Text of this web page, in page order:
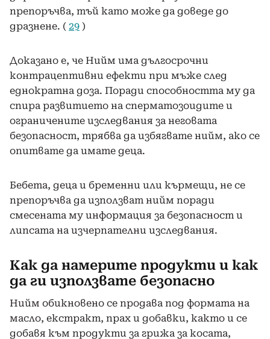
препоръчва, тъй като може да доведе до
дразнене. ( 29 )
Доказано е, че Нийм има дългосрочни
контрацептивни ефекти при мъже след
еднократна доза. Поради способността му да
спира развитието на сперматозоидите и
ограничените изследвания за неговата
безопасност, трябва да избягвате нийм, ако се
опитвате да имате деца.
Бебета, деца и бременни или кърмещи, не се
препоръчва да използват нийм поради
смесената му информация за безопасност и
липсата на изчерпателни изследвания.
Как да намерите продукти и как
да ги използвате безопасно
Нийм обикновено се продава под формата на
масло, екстракт, прах и добавки, както и се
добавя към продукти за грижа за косата,